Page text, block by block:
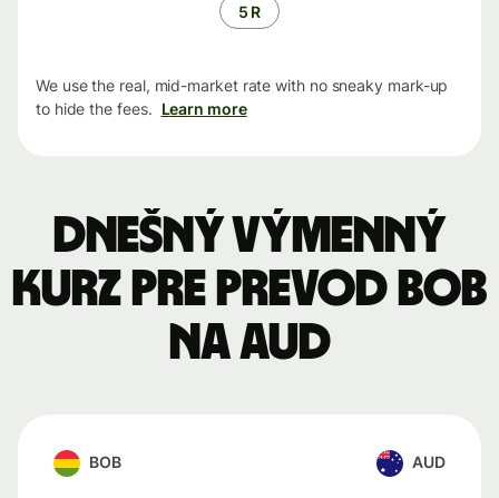
5 R
We use the real, mid-market rate with no sneaky mark-up
to hide the fees. Learn more
Dnešný výmenný
kurz pre prevod BOB
na AUD
BOB AUD